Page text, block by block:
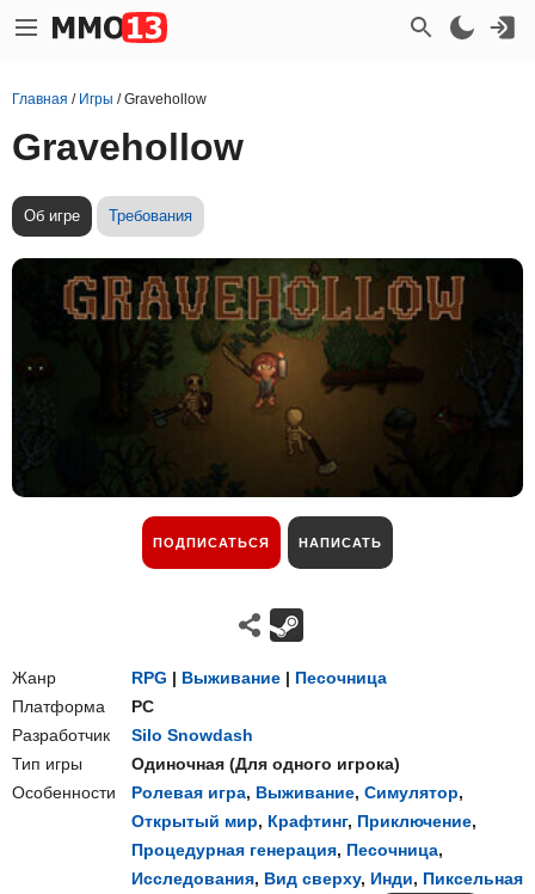
Главная / Игры /Gravehollow
Gravehollow
Об игре Требования
ПОДПИСАТЬСЯ НАПИСАТЬ
Жанр RPG | Выживание | Песочница
Платформа
PC
Разработчик
Silo Snowdash
Тип игры
Одиночная (Для одного игрока)
Особенности
Ролевая игра, Выживание, Симулятор,
Открытый мир, Крафтинг, Приключение,
Процедурная генерация, Песочница,
Исследования, Вид сверху, Инди, Пиксельная